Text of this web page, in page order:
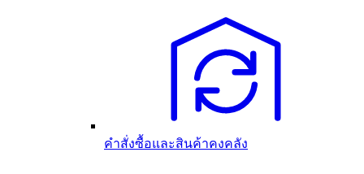
คำสั่งซื้อและสินค้าคงคลัง